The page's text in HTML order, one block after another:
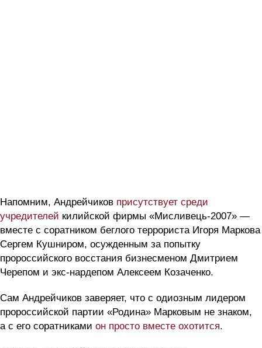
Напомним, Андрейчиков присутствует среди
учредителей килийской фирмы «Мисливець-2007» —
вместе с соратником беглого террориста Игоря Маркова
Сергем Кушниром, осужденным за попытку
пророссийского восстания бизнесменом Дмитрием
Черепом и экс-нардепом Алексеем Козаченко.
Сам Андрейчиков заверяет, что с одиозным лидером
пророссийской партии «Родина» Марковым не знаком,
а с его соратниками он просто вместе охотится.